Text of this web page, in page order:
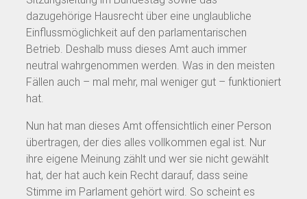
dazugehörige Hausrecht über eine unglaubliche
Einflussmöglichkeit auf den parlamentarischen
Betrieb. Deshalb muss dieses Amt auch immer
neutral wahrgenommen werden. Was in den meisten
Fällen auch – mal mehr, mal weniger gut – funktioniert
hat.
Nun hat man dieses Amt offensichtlich einer Person
übertragen, der dies alles vollkommen egal ist. Nur
ihre eigene Meinung zählt und wer sie nicht gewählt
hat, der hat auch kein Recht darauf, dass seine
Stimme im Parlament gehört wird. So scheint es